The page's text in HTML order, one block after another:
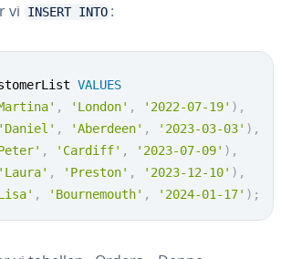
vi
INSERT INTO :
VALUES
, 'London' , '2022-07-19' ) ,
'Daniel' , 'Aberdeen' , '2023-03-03' ) ,
, 'Cardiff' , '2023-07-09' ) ,
'Laura' , 'Preston' , '2023-12-10' ) ,
, 'Bournemouth' , '2024-01-17' ) ;